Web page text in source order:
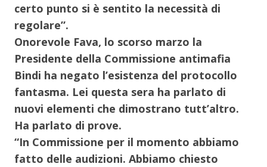
certo punto si è sentito la necessità di
regolare”.
Onorevole Fava, lo scorso marzo la
Presidente della Commissione antimafia
Bindi ha negato l’esistenza del protocollo
fantasma. Lei questa sera ha parlato di
nuovi elementi che dimostrano tutt’altro.
Ha parlato di prove.
“In Commissione per il momento abbiamo
fatto delle audizioni. Abbiamo chiesto